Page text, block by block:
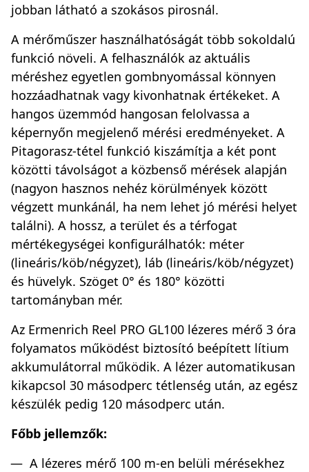
jobban látható a szokásos pirosnál.
A mérőműszer használhatóságát több sokoldalú
funkció növeli. A felhasználók az aktuális
méréshez egyetlen gombnyomással könnyen
hozzáadhatnak vagy kivonhatnak értékeket. A
hangos üzemmód hangosan felolvassa a
képernyőn megjelenő mérési eredményeket. A
Pitagorasz-tétel funkció kiszámítja a két pont
közötti távolságot a közbenső mérések alapján
(nagyon hasznos nehéz körülmények között
végzett munkánál, ha nem lehet jó mérési helyet
találni). A hossz, a terület és a térfogat
mértékegységei konfigurálhatók: méter
(lineáris/köb/négyzet), láb (lineáris/köb/négyzet)
és hüvelyk. Szöget 0° és 180° közötti
tartományban mér.
Az Ermenrich Reel PRO GL100 lézeres mérő 3 óra
folyamatos működést biztosító beépített lítium
akkumulátorral működik. A lézer automatikusan
kikapcsol 30 másodperc tétlenség után, az egész
készülék pedig 120 másodperc után.
Főbb jellemzők:
A lézeres mérő 100 m-en belüli mérésekhez